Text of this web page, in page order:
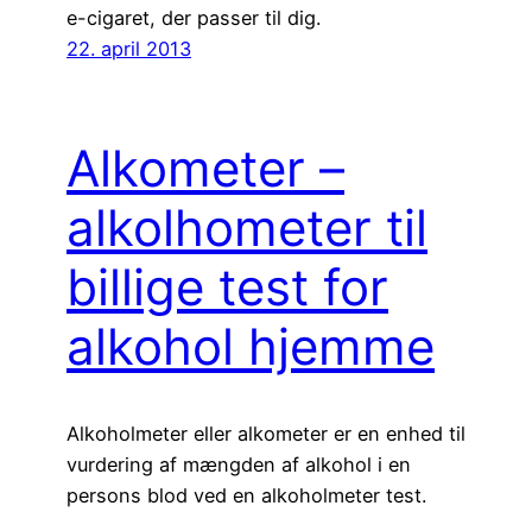
e-cigaret, der passer til dig.
22. april 2013
Alkometer –
alkolhometer til
billige test for
alkohol hjemme
Alkoholmeter eller alkometer er en enhed til
vurdering af mængden af alkohol i en
persons blod ved en alkoholmeter test.